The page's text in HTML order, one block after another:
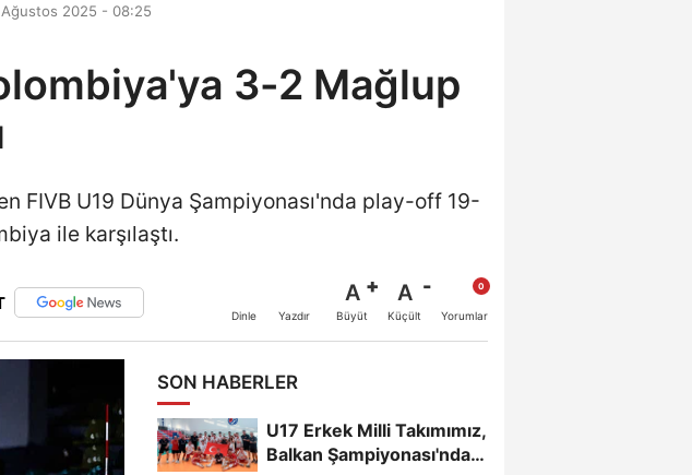
Ağustos 2025 - 08:25
3-2 Mağlup
FIVB U19 Dünya Şampiyonası'nda play-off 19-
ile karşılaştı.
Dinle Yazdır
A
Büyüt
A
Küçült Yorumlar
SON HABERLER
U17 Erkek Milli Takımımız,
Balkan Şampiyonası'nda